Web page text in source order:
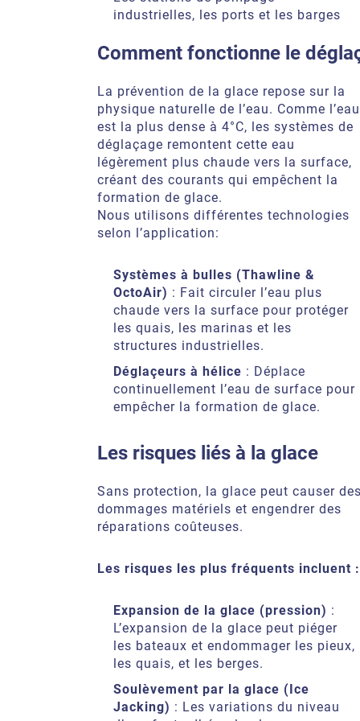
industrielles, les ports et les barges
Comment fonctionne le
La prévention de la glace repose sur la
physique naturelle de l’eau. Comme l’eau
est la plus dense à 4°C, les systèmes de
déglaçage remontent cette eau
légèrement plus chaude vers la surface,
créant des courants qui empêchent la
formation de glace.
Nous utilisons différentes technologies
selon l’application:
Systèmes à bulles (Thawline &
OctoAir) : Fait circuler l’eau plus
chaude vers la surface pour protéger
les quais, les marinas et les
structures industrielles.
Déglaçeurs à hélice : Déplace
continuellement l’eau de surface pour
empêcher la formation de glace.
Les risques liés à la glace
Sans protection, la glace peut causer
dommages matériels et engendrer des
réparations coûteuses.
Les risques les plus fréquents incluent :
Expansion de la glace (pression) :
L’expansion de la glace peut piéger
les bateaux et endommager les pieux,
les quais, et les berges.
Soulèvement par la glace (Ice
Jacking) : Les variations du niveau